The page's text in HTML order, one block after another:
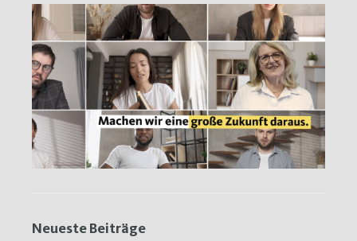
Neueste Beiträge